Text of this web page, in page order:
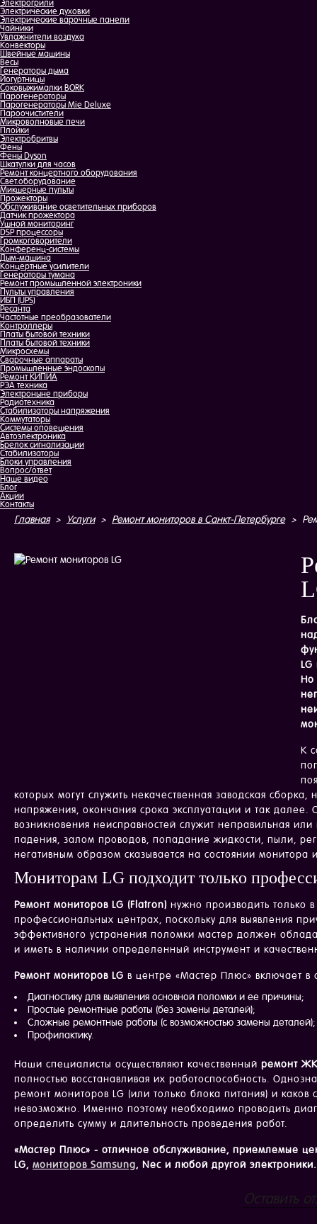
Электрогрили
Электрические духовки
Электрические варочные панели
Чайники
Увлажнители воздуха
Конвекторы
Швейные машины
Весы
Генераторы дыма
Йогуртницы
Соковыжималки BORK
Парогенераторы
Парогенераторы Mie Deluxe
Пароочистители
Микроволновые печи
Плойки
Электробритвы
Фены
Фены Dyson
Шкатулки для часов
Ремонт концертного оборудования
Свет.оборудование
Микшерные пульты
Прожекторы
Обслуживание осветительных приборов
Датчик прожектора
Ушной мониторинг
DSP процессоры
Громкоговорители
Конференц-системы
Дым-машина
Концертные усилители
Генераторы тумана
Ремонт промышленной электроники
Пульты управления
ИБП (UPS)
Ресанта
Частотные преобразователи
Контроллеры
Платы бытовой техники
Платы бытовой техники
Микросхемы
Сварочные аппараты
Промышленные эндоскопы
Ремонт КИПИА
РЭА техника
Электроныне приборы
Радиотехника
Стабилизаторы напряжения
Коммутаторы
Системы оповещения
Автоэлектроника
Брелок сигнализации
Стабилизаторы
Блоки управления
Вопрос/ответ
Наше видео
Блог
Акции
Контакты
Главная > Услуги > Ремонт мониторов в Санкт-Петербурге >
LG
Но
К
которых могут служить некачественная заводская
напряжения, окончания срока эксплуатации и так
возникновения неисправностей служит неправильная или
падения, залом проводов, попадание жидкости, пыли,
негативным образом сказывается на состоянии монитора
Мониторам LG подходит только
Ремонт мониторов LG (Flatron) нужно производить только
профессиональных центрах, поскольку для выявления
эффективного устранения поломки мастер должен
и иметь в наличии определенный инструмент и
Ремонт мониторов LG в центре «Мастер Плюс» включает в
Диагностику для выявления основной поломки и ее причины;
Простые ремонтные работы (без замены деталей);
Сложные ремонтные работы (с возможностью замены деталей);
Профилактику.
Наши специалисты осуществляют качественный ремонт
полностью восстанавливая их работоспособность.
ремонт мониторов LG (или только блока питания) и каков
невозможно. Именно поэтому необходимо проводить
определить сумму и длительность проведения работ.
«Мастер Плюс» - отличное обслуживание, приемлемые
LG, мониторов Samsung, Nec и любой другой электроники.
Оставить